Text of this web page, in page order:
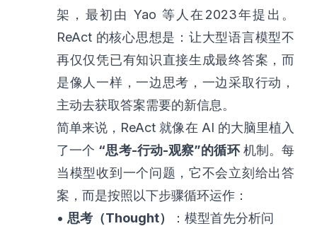
架，最初由 Yao 等人在2023年提出。
ReAct 的核心思想是：让大型语言模型不
再仅仅凭已有知识直接生成最终答案，而
是像人一样，一边思考，一边采取行动，
主动去获取答案需要的新信息。
简单来说，ReAct 就像在 AI 的大脑里植入
了一个 “思考-行动-观察”的循环机制。每
当模型收到一个问题，它不会立刻给出答
案，而是按照以下步骤循环运作：
• 思考（Thought）
：模型首先分析问